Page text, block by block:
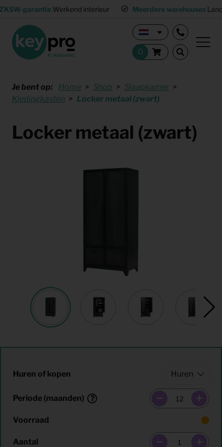
garantie Werkend interieur Meerdere warehouses
Je bent op: Home Shop
Slaapkamer
Kledingkasten
Locker metaal (zwart)
Locker metaal (zwart)
Huren of kopen
Periode (maanden)
Voorraad
Aantal